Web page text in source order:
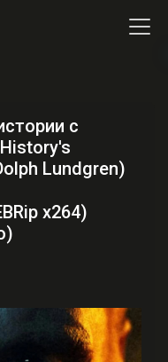
с
Lundgren)
x264)